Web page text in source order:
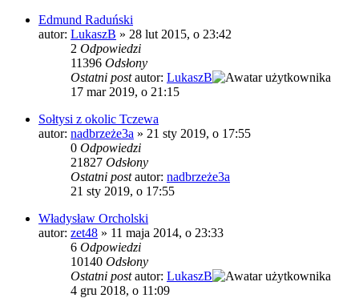
Edmund Raduński
autor: LukaszB » 28 lut 2015, o 23:42
2 Odpowiedzi
11396 Odsłony
Ostatni postautor: LukaszB
17 mar 2019, o 21:15
Sołtysi z okolic Tczewa
autor: nadbrzeże3a » 21 sty 2019, o 17:55
0 Odpowiedzi
21827 Odsłony
Ostatni postautor: nadbrzeże3a
21 sty 2019, o 17:55
Władysław Orcholski
autor: zet48 » 11 maja 2014, o 23:33
6 Odpowiedzi
10140 Odsłony
Ostatni postautor: LukaszB
4 gru 2018, o 11:09